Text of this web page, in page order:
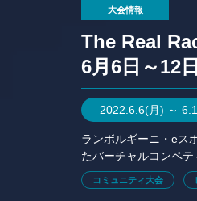
大会情報
The Real
6月6日～12日
2022.6.6(月) ～
ランボルギーニ・eス
たバーチャルコンペ
ムの公式メンバーに
コミュニティ大会